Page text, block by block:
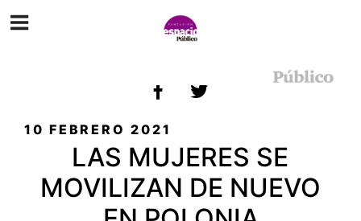
PUBLICADO
10 FEBRERO 2021
LAS MUJERES SE
MOVILIZAN DE NUEVO